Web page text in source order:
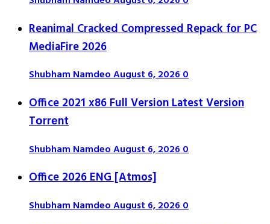
Reanimal Cracked Compressed Repack for PC
MediaFire 2026
Shubham NamdeoAugust 6, 20260
Office 2021 x86 Full Version Latest Version
Tоrrеnt
Shubham NamdeoAugust 6, 20260
Office 2026 ENG [Atmos]
Shubham NamdeoAugust 6, 20260